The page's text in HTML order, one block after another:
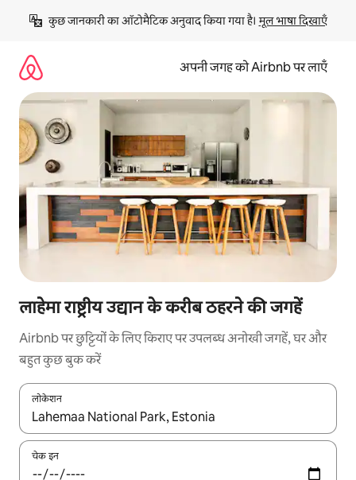
छोड़कर
कॉन्टेंट
कुछ जानकारी का ऑटोमैटिक अनुवाद किया गया है। मूल भाषा दिखाएँ
अपनी जगह को Airbnb पर लाएँ
लाहेमा राष्ट्रीय उद्यान के करीब ठहरने की जगहें
Airbnb पर छुट्टियों के लिए किराए पर उपलब्ध अनोखी जगहें, घर और
बहुत कुछ बुक करें
लोकेशन
नतीजों के उपलब्ध होने पर, अप और डाउन 'ऐरो की' का इस्तेमाल करके नेविगेट
चेक इन